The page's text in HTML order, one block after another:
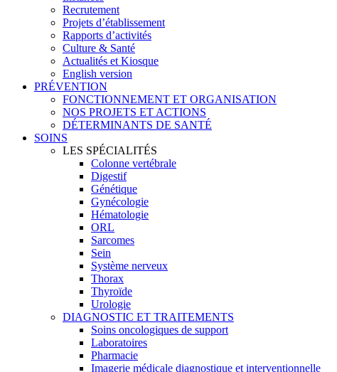
Recrutement
Projets d’établissement
Rapports d’activités
Culture & Santé
Actualités et Kiosque
English version
PRÉVENTION
FONCTIONNEMENT ET ORGANISATION
NOS PROJETS ET ACTIONS
DÉTERMINANTS DE SANTÉ
SOINS
LES SPÉCIALITÉS
Colonne vertébrale
Digestif
Génétique
Gynécologie
Hématologie
ORL
Sarcomes
Sein
Système nerveux
Thorax
Thyroïde
Urologie
DIAGNOSTIC ET TRAITEMENTS
Soins oncologiques de support
Laboratoires
Pharmacie
Imagerie médicale diagnostique et interventionnelle